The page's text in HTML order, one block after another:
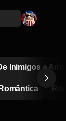
Inimigos a